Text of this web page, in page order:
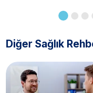
Diğer Sağlık